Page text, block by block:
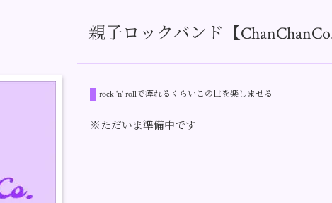
親子ロックバンド【
rock 'n' rollで痺れるくらいこの世を楽しませる
※ただいま準備中です